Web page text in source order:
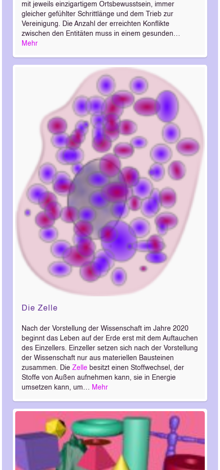
mit jeweils einzigartigem Ortsbewusstsein, immer
gleicher gefühlter Schrittlänge und dem Trieb zur
Vereinigung. Die Anzahl der erreichten Konflikte
zwischen den Entitäten muss in einem gesunden…
Mehr
Die Zelle
Nach der Vorstellung der Wissenschaft im Jahre 2020
beginnt das Leben auf der Erde erst mit dem Auftauchen
des Einzellers. Einzeller setzen sich nach der Vorstellung
der Wissenschaft nur aus materiellen Bausteinen
zusammen. DieZelle besitzt einen Stoffwechsel, der
Stoffe von Außen aufnehmen kann, sie in Energie
umsetzen kann, um… Mehr